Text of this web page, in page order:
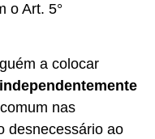
o Art. 5°
a colocar
independentemente
nas
desnecessário ao